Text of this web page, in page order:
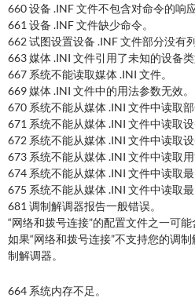
660 设备 .INF 文件不包含对命令的响应
661 设备 .INF 文件缺少命令。
662 试图设置设备 .INF 文件部分没有
663 媒体 .INI 文件引用了未知的设备类
667 系统不能读取媒体 .INI 文件。
669 媒体 .INI 文件中的用法参数无效。
670 系统不能从媒体 .INI 文件中读取部
671 系统不能从媒体 .INI 文件中读取设
672 系统不能从媒体 .INI 文件中读取设
673 系统不能从媒体 .INI 文件中读取用
674 系统不能从媒体 .INI 文件中读取最
675 系统不能从媒体 .INI 文件中读取最
681 调制解调器报告一般错误。
“网络和拨号连接”的配置文件之一可能
如果“网络和拨号连接”不支持您的调
制解调器。
664 系统内存不足。